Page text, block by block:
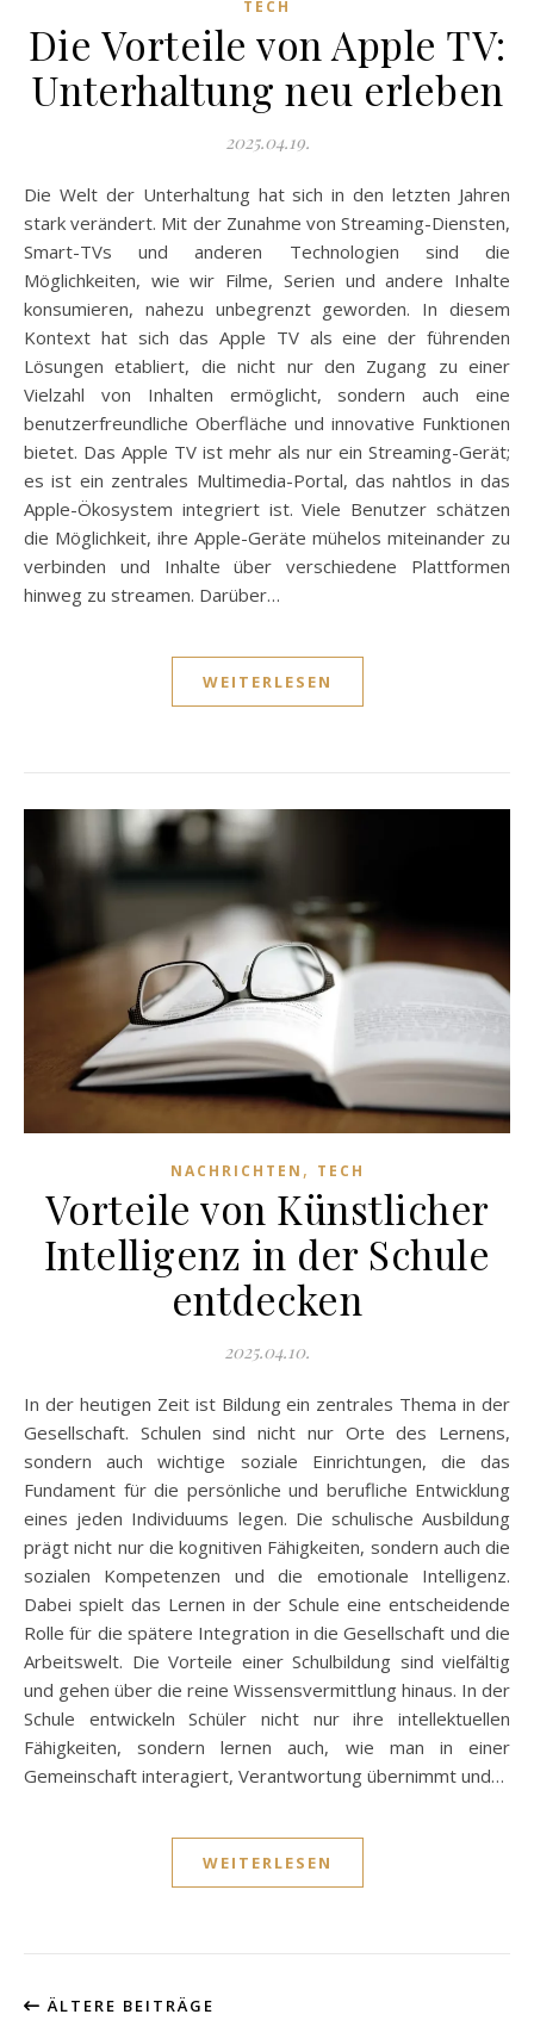
TECH
Die Vorteile von Apple TV:
Unterhaltung neu erleben
2025.04.19.
Die Welt der Unterhaltung hat sich in den letzten Jahren
stark verändert. Mit der Zunahme von Streaming-Diensten,
Smart-TVs und anderen Technologien sind die
Möglichkeiten, wie wir Filme, Serien und andere Inhalte
konsumieren, nahezu unbegrenzt geworden. In diesem
Kontext hat sich das Apple TV als eine der führenden
Lösungen etabliert, die nicht nur den Zugang zu einer
Vielzahl von Inhalten ermöglicht, sondern auch eine
benutzerfreundliche Oberfläche und innovative Funktionen
bietet. Das Apple TV ist mehr als nur ein Streaming-Gerät;
es ist ein zentrales Multimedia-Portal, das nahtlos in das
Apple-Ökosystem integriert ist. Viele Benutzer schätzen
die Möglichkeit, ihre Apple-Geräte mühelos miteinander zu
verbinden und Inhalte über verschiedene Plattformen
hinweg zu streamen. Darüber…
WEITERLESEN
NACHRICHTEN , TECH
Vorteile von Künstlicher
Intelligenz in der Schule
entdecken
2025.04.10.
In der heutigen Zeit ist Bildung ein zentrales Thema in der
Gesellschaft. Schulen sind nicht nur Orte des Lernens,
sondern auch wichtige soziale Einrichtungen, die das
Fundament für die persönliche und berufliche Entwicklung
eines jeden Individuums legen. Die schulische Ausbildung
prägt nicht nur die kognitiven Fähigkeiten, sondern auch die
sozialen Kompetenzen und die emotionale Intelligenz.
Dabei spielt das Lernen in der Schule eine entscheidende
Rolle für die spätere Integration in die Gesellschaft und die
Arbeitswelt. Die Vorteile einer Schulbildung sind vielfältig
und gehen über die reine Wissensvermittlung hinaus. In der
Schule entwickeln Schüler nicht nur ihre intellektuellen
Fähigkeiten, sondern lernen auch, wie man in einer
Gemeinschaft interagiert, Verantwortung übernimmt und…
WEITERLESEN
ÄLTERE BEITRÄGE